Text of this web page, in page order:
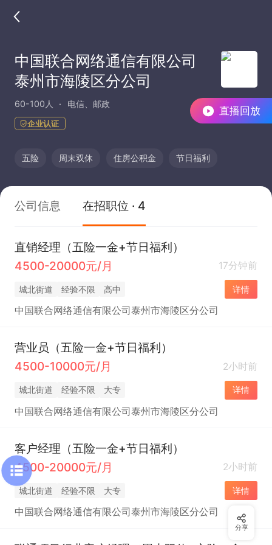
直播回放
中国联合网络通信有限公司
泰州市海陵区分公司
60-100人 电信、邮政
企业认证
五险 周末双休 住房公积金 节日福利
公司信息 在招职位 · 4
直销经理（五险一金+节日福利）
4500-20000元/月
17分钟前
城北街道 经验不限 高中 详情
中国联合网络通信有限公司泰州市海陵区分公司
营业员（五险一金+节日福利）
4500-10000元/月
2小时前
城北街道 经验不限 大专 详情
中国联合网络通信有限公司泰州市海陵区分公司
客户经理（五险一金+节日福利）
4500-20000元/月
2小时前
城北街道 经验不限 大专 详情
中国联合网络通信有限公司泰州市海陵区分公司
分享